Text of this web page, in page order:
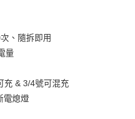
遠東國際商業銀行
永豐商業銀行
華泰商業銀行
遠東國際商業銀行
星展（台灣）商業銀行
中國信託商業銀行
、隨拆即用
量
充 & 3/4號可混充
電熄燈